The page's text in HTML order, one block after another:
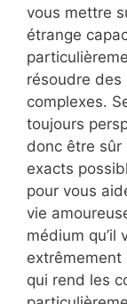
vous mettre
étrange
résoudre des
complexes.
toujours
donc être sûr
exacts
pour vous
vie
médium qu’il
extrêmement
qui rend les